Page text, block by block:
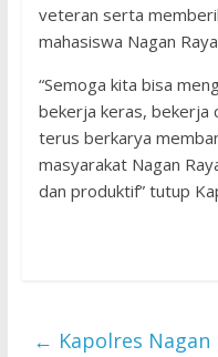
veteran serta
mahasiswa Nagan
“Semoga kita bisa
bekerja keras, bekerja
terus berkarya
masyarakat Nagan
dan produktif” tutup
← Kapolres